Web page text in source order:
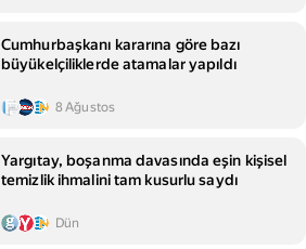
Cumhurbaşkanı kararına göre bazı
büyükelçiliklerde atamalar yapıldı
8 Ağustos
Yargıtay, boşanma davasında eşin kişisel
temizlik ihmalini tam kusurlu saydı
Dün